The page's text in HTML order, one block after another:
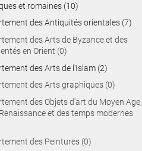
et romaines (10)
des Antiquités orientales (7)
des Arts de Byzance et des
en Orient (0)
des Arts de l'Islam (2)
des Arts graphiques (0)
des Objets d'art du Moyen Age,
et des temps modernes
des Peintures (0)